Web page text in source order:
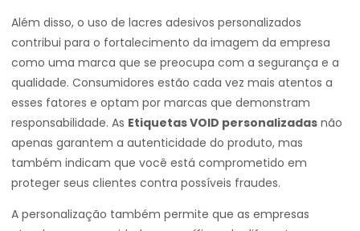
Além disso, o uso de lacres adesivos personalizados
contribui para o fortalecimento da imagem da empresa
como uma marca que se preocupa com a segurança e a
qualidade. Consumidores estão cada vez mais atentos a
esses fatores e optam por marcas que demonstram
responsabilidade. As Etiquetas VOID personalizadas não
apenas garantem a autenticidade do produto, mas
também indicam que você está comprometido em
proteger seus clientes contra possíveis fraudes.
A personalização também permite que as empresas